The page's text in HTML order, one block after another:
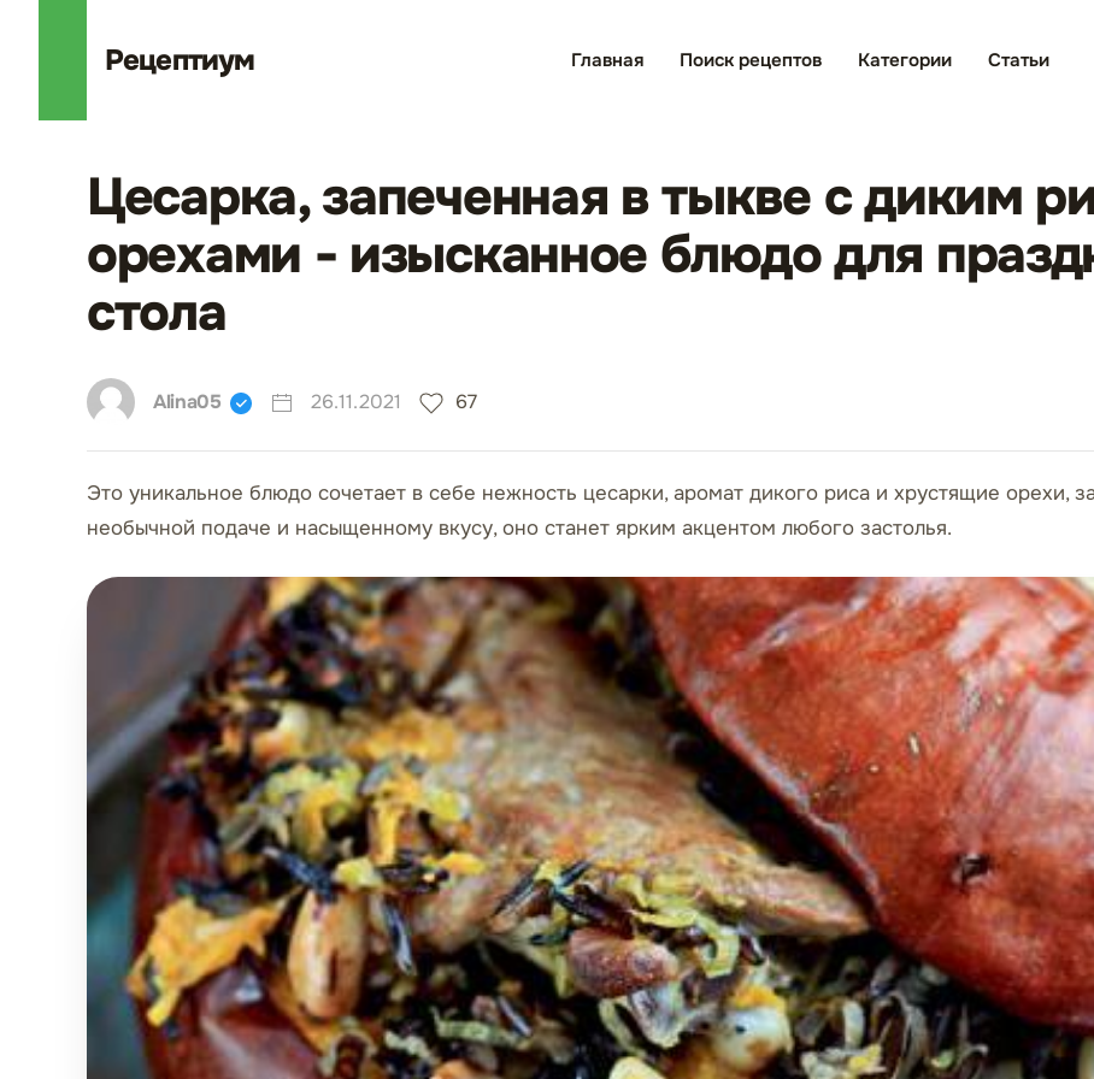
Рецептиум Главная Поиск рецептов Категории Статьи
Цесарка, запеченная в тыкве с диким
орехами - изысканное блюдо для
стола
Alina05 26.11.2021 67
Это уникальное блюдо сочетает в себе нежность цесарки, аромат дикого риса и хрустящие орехи,
необычной подаче и насыщенному вкусу, оно станет ярким акцентом любого застолья.